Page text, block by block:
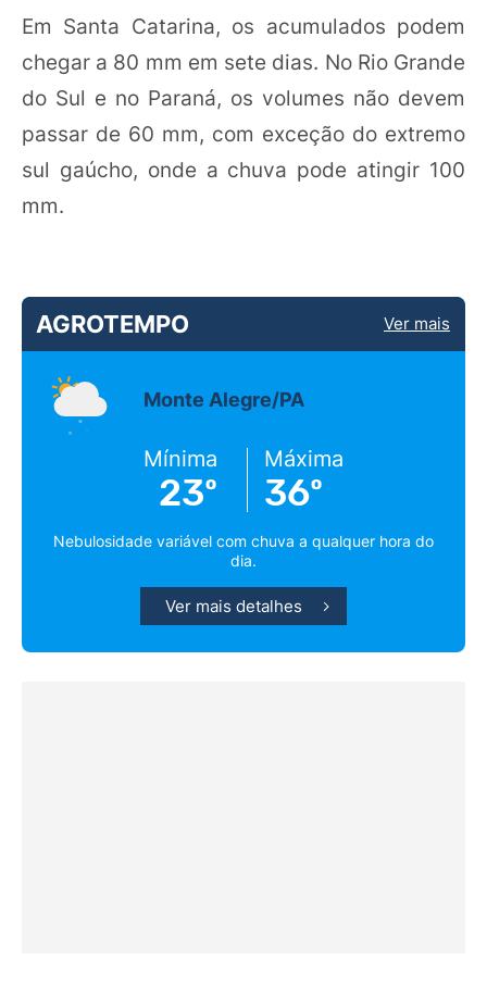
Em Santa Catarina, os acumulados podem
chegar a 80 mm em sete dias. No Rio Grande
do Sul e no Paraná, os volumes não devem
passar de 60 mm, com exceção do extremo
sul gaúcho, onde a chuva pode atingir 100
mm.
AGROTEMPO Ver mais
Monte Alegre/PA
Mínima
23º
Máxima
36º
Nebulosidade variável com chuva a qualquer hora do
dia.
Ver mais detalhes